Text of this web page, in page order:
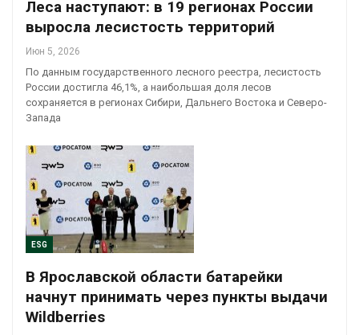
Леса наступают: в 19 регионах России
выросла лесистость территорий
Июн 5, 2026
По данным государственного лесного реестра, лесистость
России достигла 46,1%, а наибольшая доля лесов
сохраняется в регионах Сибири, Дальнего Востока и Северо-
Запада
ESG
В Ярославской области батарейки
начнут принимать через пункты выдачи
Wildberries